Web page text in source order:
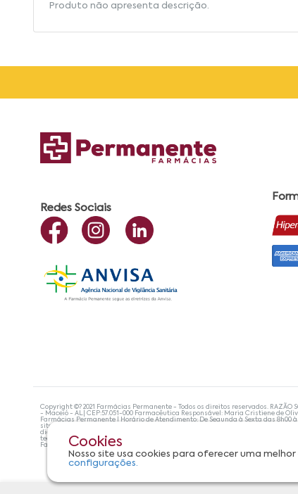
Produto não apresenta descrição.
Cookies
Nosso site usa cookies para oferecer uma
configurações.
Redes Sociais
Copyright ©? 2021 Farmácias Permanente - Todos os direitos reservados. RAZÃO
- Maceió - AL| CEP:57.051-000 Farmacêutica Responsável: Maria Cristiene de
Farmácias Permanente | Horário de Atendimento: De Segunda à Sexta das 8h00
site não devem ser utilizadas para automedicação e, de forma alguma,
diagnosticar problemas de saúde e prescrever o tratamento adequado. Se os
tecnologias mais avançadas de proteção de dados, para que você possa
Farmácias Permanente. Todos os pedidos efetuados estão sujeitos à